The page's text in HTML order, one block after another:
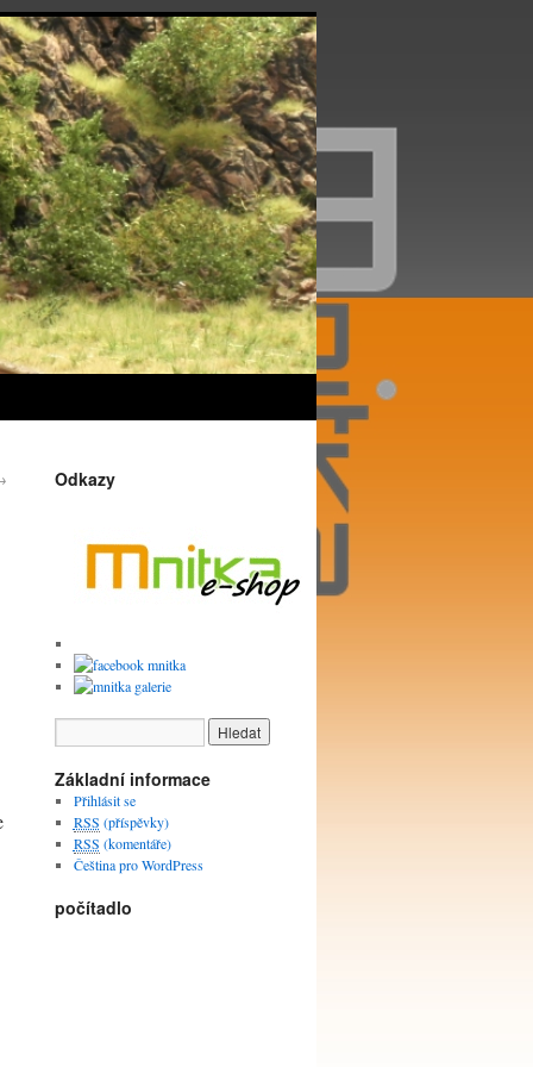
Odkazy
Základní informace
Přihlásit se
RSS (příspěvky)
RSS (komentáře)
Čeština pro WordPress
počítadlo